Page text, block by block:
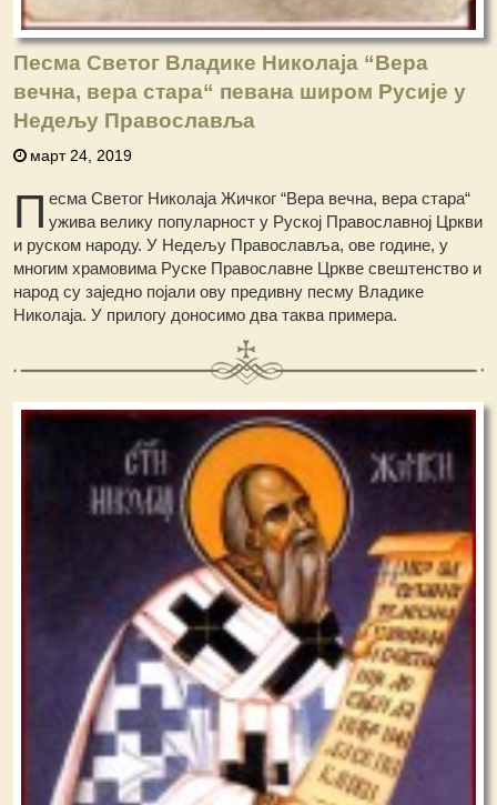
Песма Светог Владике Николаја “Вера
вечна, вера стара“ певана широм Русије у
Недељу Православља
март 24, 2019
П есма Светог Николаја Жичког “Вера вечна, вера стара“
ужива велику популарност у Руској Православној Цркви
и руском народу. У Недељу Православља, ове године, у
многим храмовима Руске Православне Цркве свештенство и
народ су заједно појали ову предивну песму Владике
Николаја. У прилогу доносимо два таква примера.